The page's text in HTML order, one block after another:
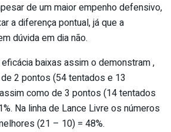
de um maior empenho defensivo,
a diferença pontual, já que a
dúvida em dia não.
baixas assim o demonstram ,
2 pontos (54 tentados e 13
como de 3 pontos (14 tentados
Na linha de Lance Livre os números
(21 – 10) = 48%.